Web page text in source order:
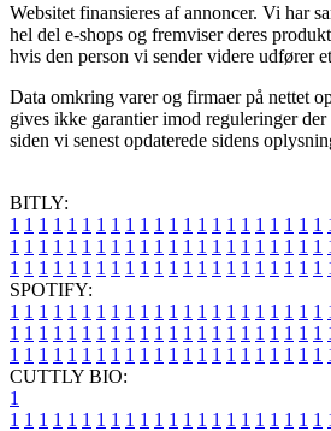
Websitet finansieres af annoncer. Vi har
hel del e-shops og fremviser deres
hvis den person vi sender videre udfører
Data omkring varer og firmaer på nettet
gives ikke garantier imod reguleringer
siden vi senest opdaterede sidens
BITLY:
1 1 1 1 1 1 1 1 1 1 1 1 1 1 1 1 1 1 1 1 1 1
1 1 1 1 1 1 1 1 1 1 1 1 1 1 1 1 1 1 1 1 1 1
1 1 1 1 1 1 1 1 1 1 1 1 1 1 1 1 1 1 1 1 1 1
SPOTIFY:
1 1 1 1 1 1 1 1 1 1 1 1 1 1 1 1 1 1 1 1 1 1
1 1 1 1 1 1 1 1 1 1 1 1 1 1 1 1 1 1 1 1 1 1
1 1 1 1 1 1 1 1 1 1 1 1 1 1 1 1 1 1 1 1 1 1
CUTTLY BIO:
1
1 1 1 1 1 1 1 1 1 1 1 1 1 1 1 1 1 1 1 1 1 1